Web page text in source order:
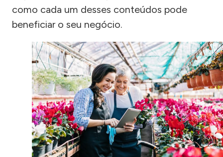
como cada um desses conteúdos pode
beneficiar o seu negócio.